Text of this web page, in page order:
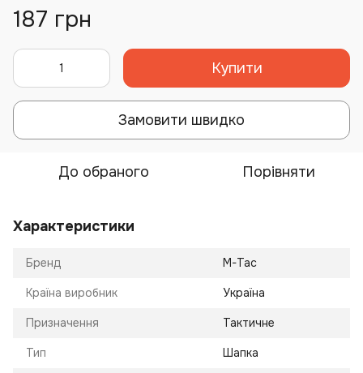
187 грн
Купити
Замовити швидко
До обраного Порівняти
Характеристики
Бренд M-Tac
Країна виробник Україна
Призначення Тактичне
Тип Шапка